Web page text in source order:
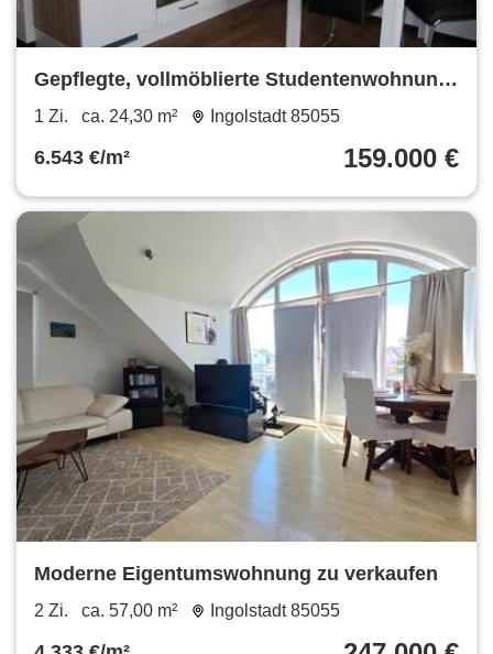
Gepflegte, vollmöblierte Studentenwohnung
Nähe THI
1 Zi. ca. 24,30 m² Ingolstadt 85055
6.543 €/m² 159.000 €
Moderne Eigentumswohnung zu verkaufen
2 Zi. ca. 57,00 m² Ingolstadt 85055